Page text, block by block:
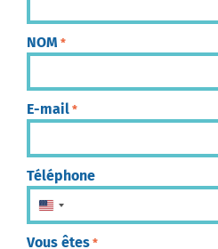
NOM *
E-mail *
Téléphone
États-Unis +1
Vous êtes *